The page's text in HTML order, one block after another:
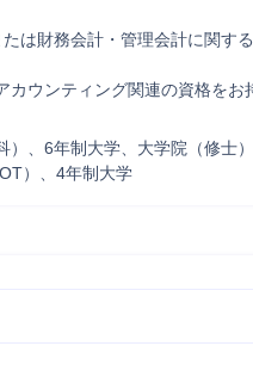
は財務会計・管理会計に関す
カウンティング関連の資格をお
）、6年制大学、大学院（修士
）、4年制大学